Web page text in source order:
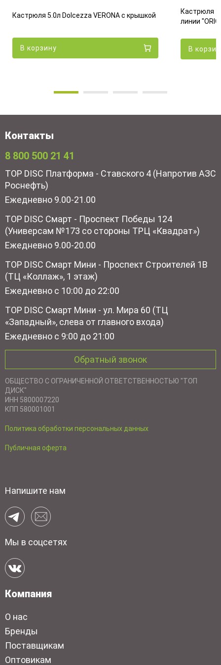
Кастрюля 5.0л Dolcezza VERONA с крышкой
В корзину
Кастрюля
линии
В
Контакты
8 800 500 21 41
TOP DISC Платформа - Ставского 4 (Напротив АЗС
Роснефть)
Ежедневно 9.00-21.00
TOP DISC Смарт - Проспект Победы 124
(Универсам №173 со стороны ТРЦ «Квадрат»)
Ежедневно 9.00-20.00
TOP DISC Смарт Мини - Проспект Строителей 1В
(ТЦ «Коллаж», 1 этаж)
Ежедневно с 10:00 до 22:00
TOP DISC Смарт Мини - ул. Мира 60 (ТЦ
«Западный», слева от главного входа)
Ежедневно с 9:00 до 21:00
Обратный звонок
ОБЩЕСТВО С ОГРАНИЧЕННОЙ ОТВЕТСТВЕННОСТЬЮ "ТОП
ДИСК"
ИНН 5800007220
КПП 580001001
Политика обработки персональных данных
Публичная оферта
Напишите нам
Мы в соцсетях
Компания
О нас
Бренды
Поставщикам
Оптовикам